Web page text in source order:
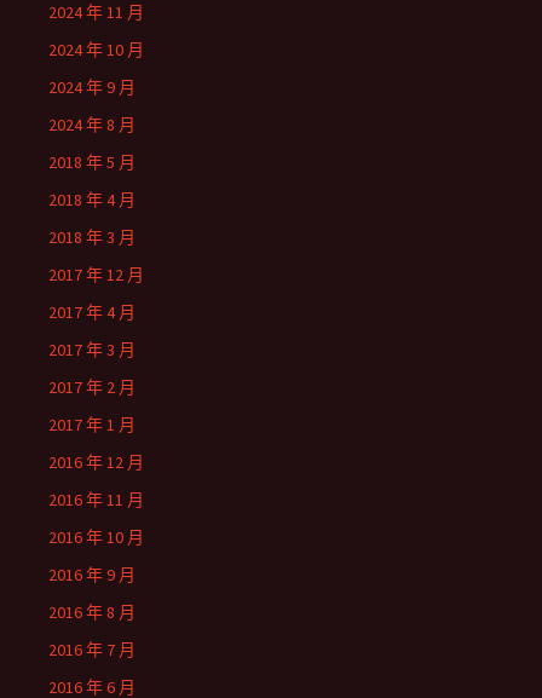
2024 年 11 月
2024 年 10 月
2024 年 9 月
2024 年 8 月
2018 年 5 月
2018 年 4 月
2018 年 3 月
2017 年 12 月
2017 年 4 月
2017 年 3 月
2017 年 2 月
2017 年 1 月
2016 年 12 月
2016 年 11 月
2016 年 10 月
2016 年 9 月
2016 年 8 月
2016 年 7 月
2016 年 6 月